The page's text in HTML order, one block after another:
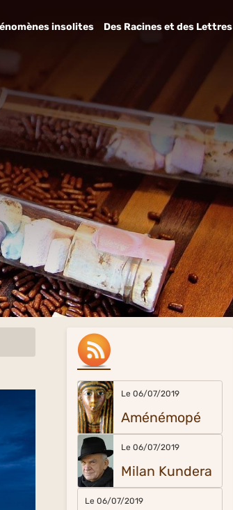
insolites Des Racines et des Lettres
Le 06/07/2019
Aménémopé
Le 06/07/2019
Milan Kundera
Le 06/07/2019